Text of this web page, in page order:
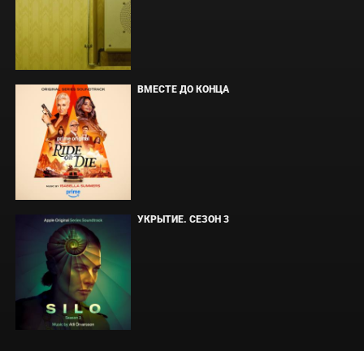
ВМЕСТЕ ДО КОНЦА
УКРЫТИЕ. СЕЗОН 3